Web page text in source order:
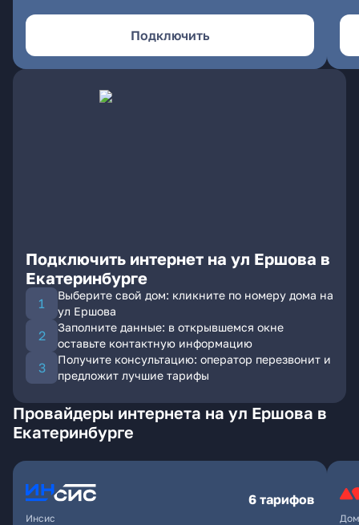
Подключить
Подключить интернет на ул Ершова в
Екатеринбурге
Выберите свой дом: кликните по номеру дома на
ул Ершова
Заполните данные: в открывшемся окне
оставьте контактную информацию
Получите консультацию: оператор перезвонит и
предложит лучшие тарифы
Провайдеры интернета на ул Ершова в
Екатеринбурге
Инсис
6 тарифов